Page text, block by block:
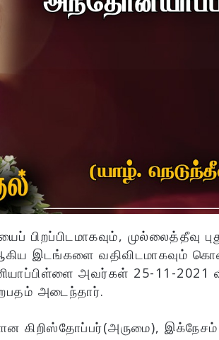
பிறப்பிடமாகவும், முல்லைத்தீவு
இடங்களை வதிவிடமாகவும்
அவர்கள் 25-11-2021
அடைந்தார்.
கிறிஸ்தோப்பர்(அருமை),